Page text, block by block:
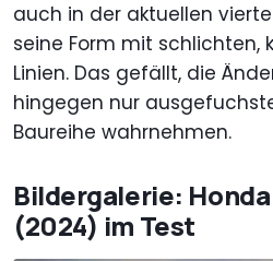
auch in der aktuellen
seine Form mit schlichten,
Linien. Das gefällt, die
hingegen nur
Baureihe wahrnehmen.
Bildergalerie:
(2024) im Test